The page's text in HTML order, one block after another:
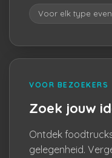
Voor elk type
VOOR BEZOEKERS
Zoek jouw
Ontdek
gelegenheid.